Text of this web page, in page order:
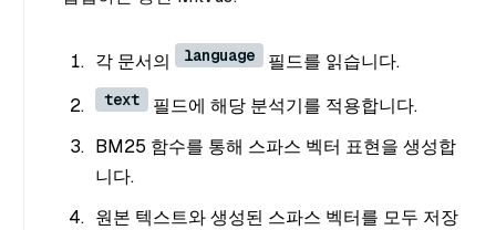
각 문서의 language 필드를 읽습니다.
text
필드에 해당 분석기를 적용합니다.
BM25 함수를 통해 스파스 벡터 표현을 생성합
니다.
원본 텍스트와 생성된 스파스 벡터를 모두 저장